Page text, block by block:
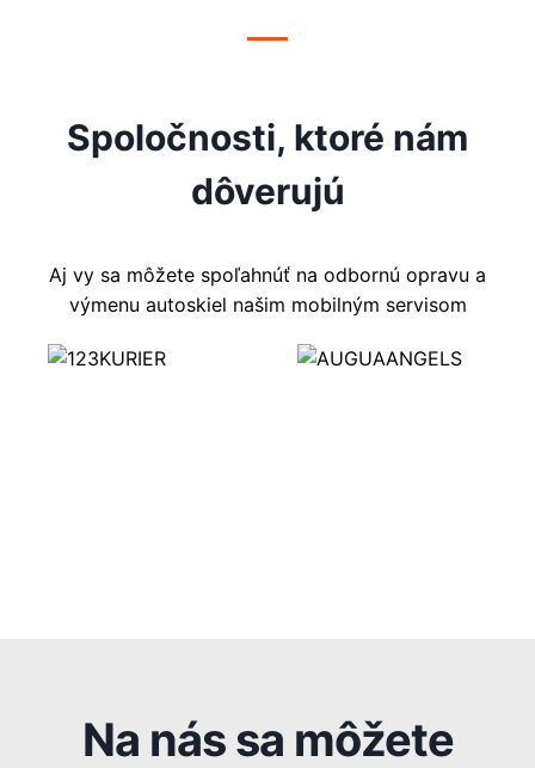
Spoločnosti, ktoré nám
dôverujú
Aj vy sa môžete spoľahnúť na odbornú opravu a
výmenu autoskiel našim mobilným servisom
Na nás sa môžete